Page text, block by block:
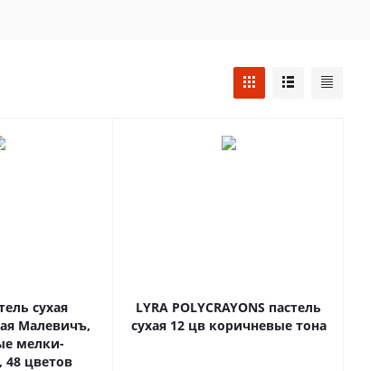
Малевичъ,
мелки-
48 цветов
LYRA POLYCRAYONS пастель
сухая 12 цв коричневые тона